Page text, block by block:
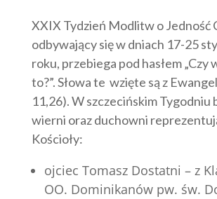
XXIX Tydzień Modlitw o Jedność
odbywający się w dniach 17-25
roku, przebiega pod hasłem „Czy
to?”. Słowa te wzięte są z
11,26). W szczecińskim Tygodniu
wierni oraz duchowni
Kościoły:
ojciec Tomasz Dostatni – z
OO. Dominikanów pw. św.